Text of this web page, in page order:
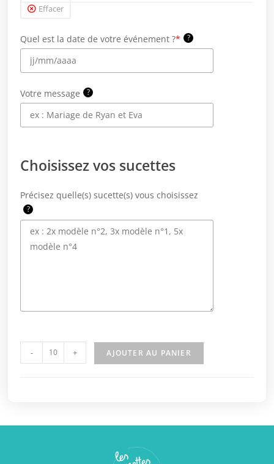
Effacer
Quel est la date de votre événement ?* ?
Votre message ?
Choisissez vos sucettes
Précisez quelle(s) sucette(s) vous choisissez
?
- + AJOUTER AU PANIER